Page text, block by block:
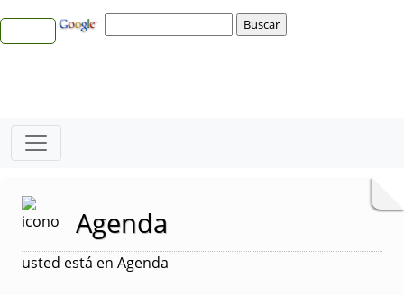
Agenda
usted está en Agenda